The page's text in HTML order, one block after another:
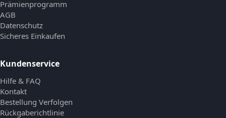
Prämienprogramm
AGB
Datenschutz
Sicheres Einkaufen
Kundenservice
Hilfe & FAQ
Kontakt
Bestellung Verfolgen
Rückgaberichtlinie